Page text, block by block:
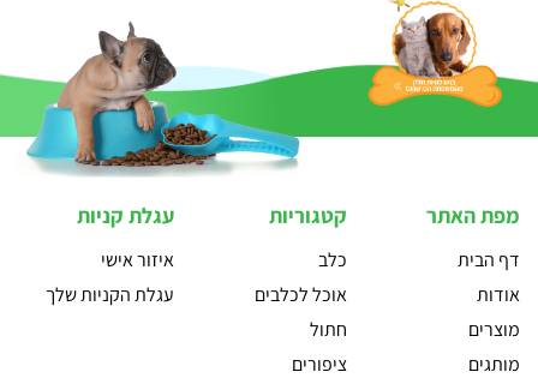
מפת האתר
דף הבית
אודות
מוצרים
מותגים
קטגוריות
כלב
אוכל לכלבים
חתול
ציפורים
עגלת קניות
איזור אישי
עגלת הקניות שלך